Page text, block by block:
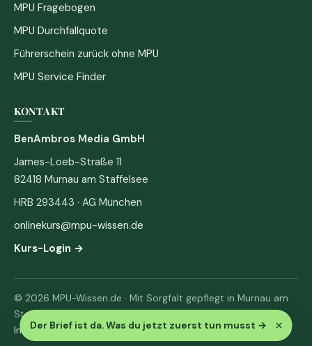
Der Brief ist da. Was du jetzt zuerst tun musst → ×
MPU Fragebogen
MPU Durchfallquote
Führerschein zurück ohne MPU
MPU Service Finder
KONTAKT
BenAmbros Media GmbH
James-Loeb-Straße 11
82418 Murnau am Staffelsee
HRB 293443 · AG München
onlinekurs@mpu-wissen.de
Kurs-Login →
© 2026 MPU-Wissen.de · Mit Sorgfalt gepflegt in Murnau am
Staffelsee
Impressum· Datenschutz & AGB